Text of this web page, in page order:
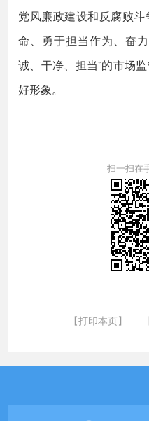
党风廉政建设和反腐败
命、勇于担当作为、奋
诚、干净、担当”的市场
好形象。
扫一扫在
【打印本页】